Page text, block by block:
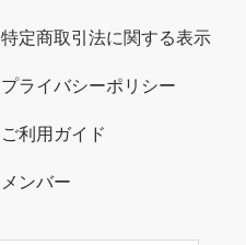
特定商取引法に関する表示
プライバシーポリシー
ご利用ガイド
メンバー